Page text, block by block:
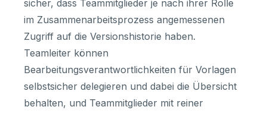
sicher, dass Teammitglieder je nach ihrer Rolle
im Zusammenarbeitsprozess angemessenen
Zugriff auf die Versionshistorie haben.
Teamleiter können
Bearbeitungsverantwortlichkeiten für Vorlagen
selbstsicher delegieren und dabei die Übersicht
behalten, und Teammitglieder mit reiner